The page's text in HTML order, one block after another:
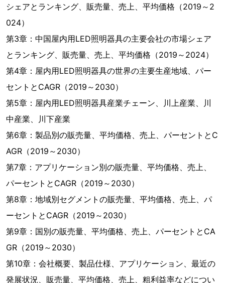
シェアとランキング、販売量、売上、平均価格（2019～2
024）
第3章：中国屋内用LED照明器具の主要会社の市場シェア
とランキング、販売量、売上、平均価格（2019～2024）
第4章：屋内用LED照明器具の世界の主要生産地域、パー
セントとCAGR（2019～2030）
第5章：屋内用LED照明器具産業チェーン、川上産業、川
中産業、川下産業
第6章：製品別の販売量、平均価格、売上、パーセントとC
AGR（2019～2030）
第7章：アプリケーション別の販売量、平均価格、売上、
パーセントとCAGR（2019～2030）
第8章：地域別セグメントの販売量、平均価格、売上、パ
ーセントとCAGR（2019～2030）
第9章：国別の販売量、平均価格、売上、パーセントとCA
GR（2019～2030）
第10章：会社概要、製品仕様、アプリケーション、最近の
発展状況、販売量、平均価格、売上、粗利益率などについ